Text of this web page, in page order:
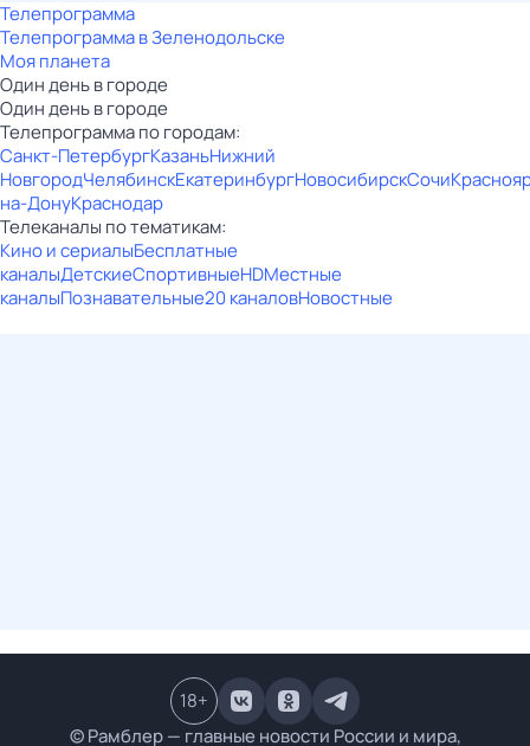
Телепрограмма
Телепрограмма в Зеленодольске
Моя планета
Один день в городе
Один день в городе
Телепрограмма по городам:
Санкт-ПетербургКазаньНижний
НовгородЧелябинскЕкатеринбургНовосибирскСочи
на-ДонуКраснодар
Телеканалы по тематикам:
Кино и сериалыБесплатные
каналыДетскиеСпортивныеHDМестные
каналыПознавательные20 каналовНовостные
© Рамблер — главные новости России и мира,
18+